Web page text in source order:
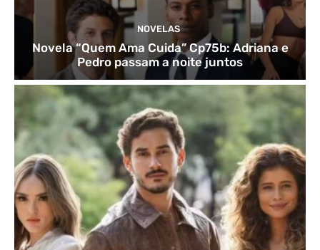
NOVELAS
Novela “Quem Ama Cuida” Cp75b: Adriana e
Pedro passam a noite juntos